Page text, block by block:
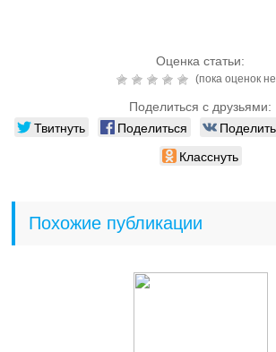
Оценка статьи:
(пока оценок
Поделиться с друзьями:
Твитнуть Поделиться
Класснуть
Похожие публикации